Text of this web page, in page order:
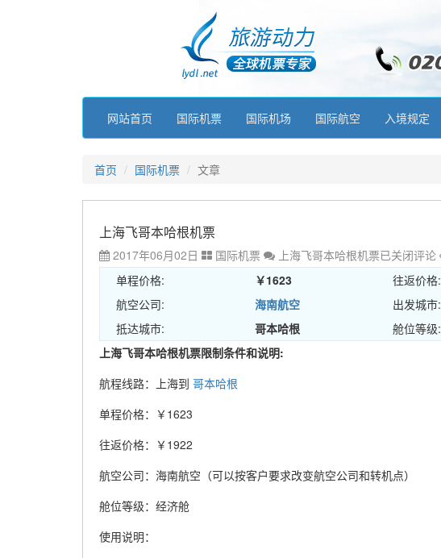
网站首页 国际机票 国际机场 国际航空 入境规定
首页 国际机票 文章
上海飞哥本哈根机票
2017年06月02日 国际机票 上海飞哥本哈根机票已关闭评论
单程价格:
￥1623 往返价格:
航空公司:
海南航空 出发城市:
抵达城市:
哥本哈根 舱位等级:
上海飞哥本哈根机票限制条件和说明:
航程线路：上海到 哥本哈根
单程价格：￥1623
往返价格：￥1922
航空公司：海南航空（可以按客户要求改变航空公司和转机点）
舱位等级：经济舱
使用说明：